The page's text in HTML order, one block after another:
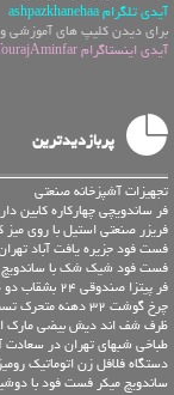
آیدی تلگرام ashpazkhanehaa
برای دیدن کلیپ های آموزشی و
آیدی اینستاگرام TourajAminfar
پربازدیدترین
تجهیزات آشپزخانه صنعتی
فر ساندویچی چهارکاره کابین
فریزر صنعتی استیل با روی میز کار
فست فود جزیره یافت آباد
فست فود شیک شک با ساندویچ
فر پیتزا صندوقی 24 بشقاب دو طبقه
چرخ گوشت 32 دهنه متحرک تسمه ای الکتروکار
ظرف شف اند دیش بیضی مارک
طباخی شبهای تهران در سعادت
دستگاه فلافل زن اتوماتیک
ساندویچ میکر فست فود با